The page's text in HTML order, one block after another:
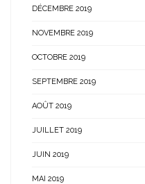
DÉCEMBRE 2019
NOVEMBRE 2019
OCTOBRE 2019
SEPTEMBRE 2019
AOÛT 2019
JUILLET 2019
JUIN 2019
MAI 2019